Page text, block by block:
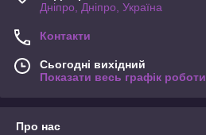
Дніпро, Дніпро, Україна
Контакти
Сьогодні вихідний
Показати весь графік роботи
Про нас